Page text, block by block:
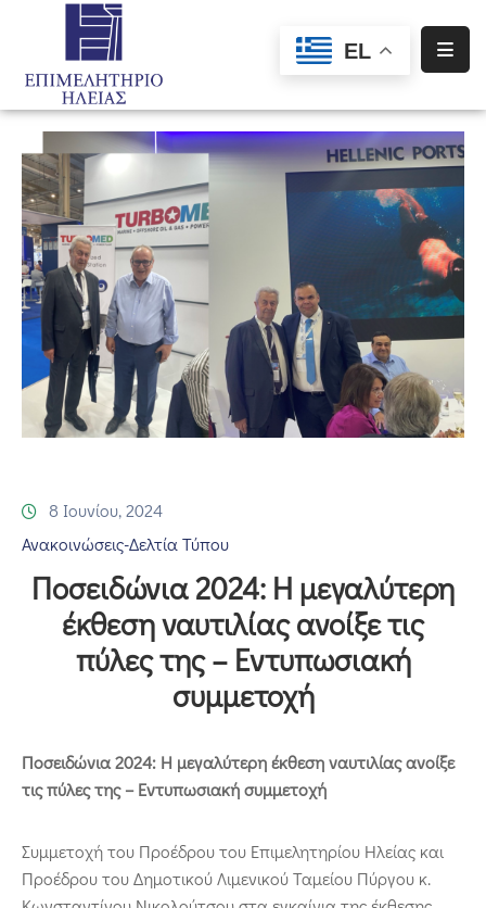
EL
Αρχική
Ενημέρωση
Σύλλογοι
–
Σωματεία
Ειδική
Πληροφόρηση
Προγράμματα
Χρηματοδότησης
8 Ιουνίου, 2024
Ανακοινώσεις-Δελτία Τύπου
Ποσειδώνια 2024: Η μεγαλύτερη
έκθεση ναυτιλίας ανοίξε τις
πύλες της – Εντυπωσιακή
συμμετοχή
Ποσειδώνια 2024: Η μεγαλύτερη έκθεση ναυτιλίας ανοίξε
τις πύλες της – Εντυπωσιακή συμμετοχή
Συμμετοχή του Προέδρου του Επιμελητηρίου Ηλείας και
Προέδρου του Δημοτικού Λιμενικού Ταμείου Πύργου κ.